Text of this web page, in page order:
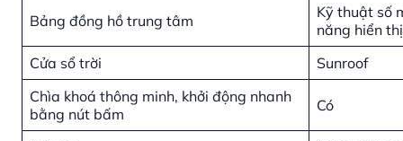
Bảng đồng hồ trung tâm
Kỹ thuật số
năng hiển
Cửa sổ trời
Sunroof
Chìa khoá thông minh, khởi động nhanh
bằng nút bấm
Có